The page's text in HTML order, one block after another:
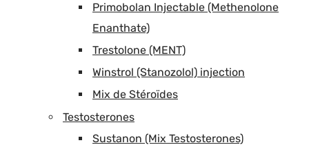
Primobolan Injectable (Methenolone
Enanthate)
Trestolone (MENT)
Winstrol (Stanozolol) injection
Mix de Stéroïdes
Testosterones
Sustanon (Mix Testosterones)